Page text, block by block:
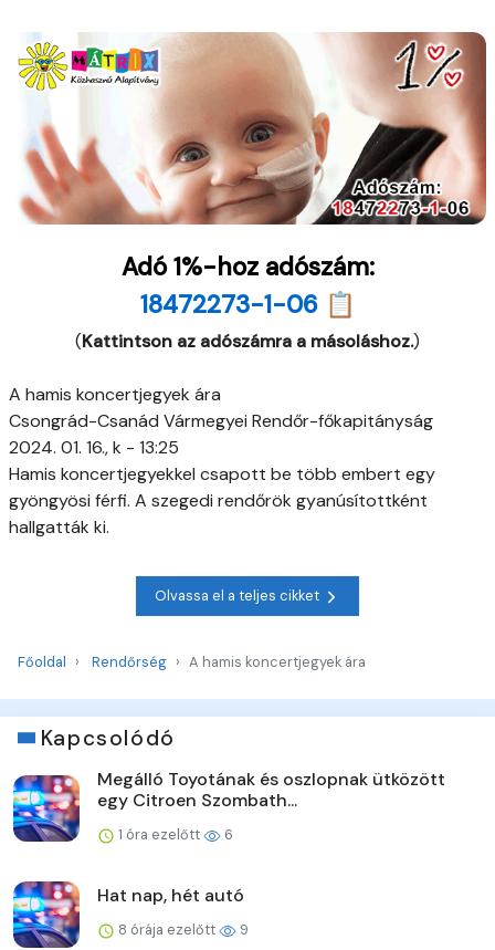
Adó 1%-hoz adószám:
18472273-1-06 📋
(Kattintson az adószámra a másoláshoz.)
A hamis koncertjegyek ára
Csongrád-Csanád Vármegyei Rendőr-főkapitányság
2024. 01. 16., k - 13:25
Hamis koncertjegyekkel csapott be több embert egy
gyöngyösi férfi. A szegedi rendőrök gyanúsítottként
hallgatták ki.
Olvassa el a teljes cikket
Főoldal Rendőrség A hamis koncertjegyek ára
Kapcsolódó
Megálló Toyotának és oszlopnak ütközött
egy Citroen Szombath...
1 óra ezelőtt 6
Hat nap, hét autó
8 órája ezelőtt 9